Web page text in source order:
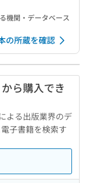
機関・データベース
の所蔵を確認
から購入でき
よる出版業界のデ
子書籍を検索す